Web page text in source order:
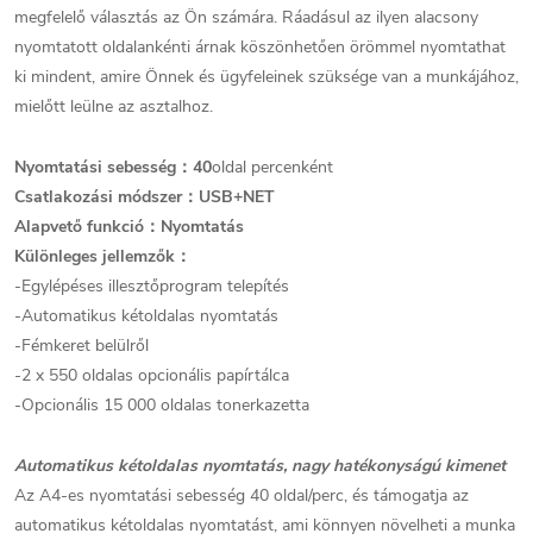
megfelelő választás az Ön számára. Ráadásul az ilyen alacsony
nyomtatott oldalankénti árnak köszönhetően örömmel nyomtathat
ki mindent, amire Önnek és ügyfeleinek szüksége van a munkájához,
mielőtt leülne az asztalhoz.
Nyomtatási sebesség：40oldal percenként
Csatlakozási módszer：USB+NET
Alapvető funkció：Nyomtatás
Különleges jellemzők：
-Egylépéses illesztőprogram telepítés
-Automatikus kétoldalas nyomtatás
-Fémkeret belülről
-2 x 550 oldalas opcionális papírtálca
-Opcionális 15 000 oldalas tonerkazetta
Automatikus kétoldalas nyomtatás, nagy hatékonyságú kimenet
Az A4-es nyomtatási sebesség 40 oldal/perc, és támogatja az
automatikus kétoldalas nyomtatást, ami könnyen növelheti a munka